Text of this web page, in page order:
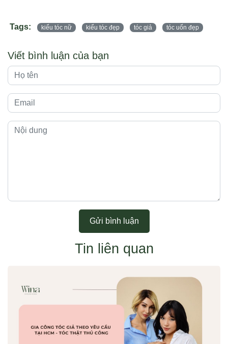
Tags: kiểu tóc nữ kiểu tóc đẹp tóc giả tóc uốn đẹp
Viết bình luận của bạn
Gửi bình luận
Tin liên quan